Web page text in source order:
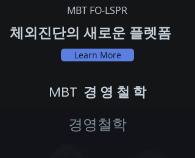
MBT FO-LSPR
​ 체외진단의 새로운 플렛폼
Learn More
​MBT 경 영 철 학
​경영철학